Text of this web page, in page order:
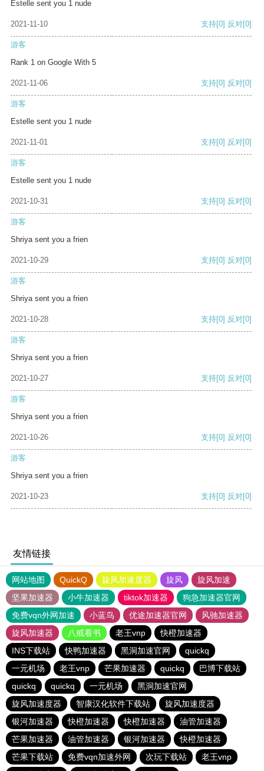
Estelle sent you 1 nude
2021-11-10 支持[0] 反对[0]
游客
Rank 1 on Google With 5
2021-11-06 支持[0] 反对[0]
游客
Estelle sent you 1 nude
2021-11-01 支持[0] 反对[0]
游客
Estelle sent you 1 nude
2021-10-31 支持[0] 反对[0]
游客
Shriya sent you a frien
2021-10-29 支持[0] 反对[0]
游客
Shriya sent you a frien
2021-10-28 支持[0] 反对[0]
游客
Shriya sent you a frien
2021-10-27 支持[0] 反对[0]
游客
Shriya sent you a frien
2021-10-26 支持[0] 反对[0]
游客
Shriya sent you a frien
2021-10-23 支持[0] 反对[0]
友情链接
网站地图 QuickQ 旋风加速度器 旋风
旋风加速
坚果加速器
小牛加速器 tiktok加速器
狗急加速器官网
免费vqn外网加速
小蓝鸟 优途加速器官网
风驰加速器
旋风加速器
八戒看书 老王vnp
快橙加速器
INS下载站
快鸭加速器 黑洞加速官网
quickq
一元机场
老王vnp 芒果加速器 quickq
巴博下载站
quickq
quickq 一元机场
黑洞加速官网
旋风加速度器
智康汉化软件下载站
旋风加速度器
银河加速器
快橙加速器 快橙加速器
油管加速器
芒果加速器
油管加速器 银河加速器
快橙加速器
芒果下载站
免费vqn加速外网 次玩下载站
老王vnp